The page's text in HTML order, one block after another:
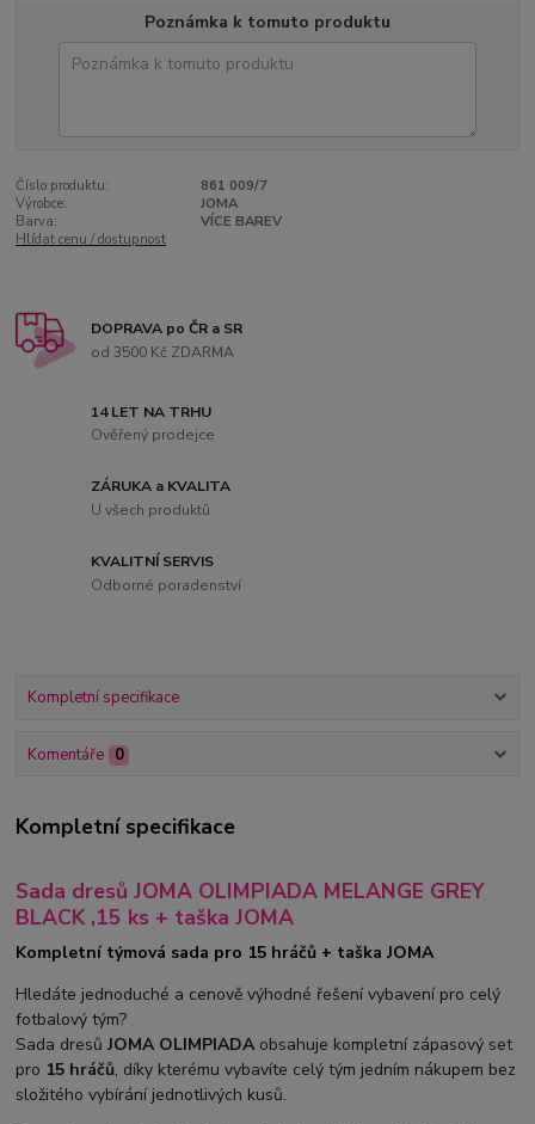
Poznámka k tomuto produktu
Číslo produktu:
861 009/7
Výrobce:
JOMA
Barva:
VÍCE BAREV
Hlídat cenu / dostupnost
DOPRAVA po ČR a SR
od 3500 Kč ZDARMA
14 LET NA TRHU
Ověřený prodejce
ZÁRUKA a KVALITA
U všech produktů
KVALITNÍ SERVIS
Odborné poradenství
Kompletní specifikace
Komentáře 0
Kompletní specifikace
Sada dresů JOMA OLIMPIADA MELANGE GREY
BLACK ,15 ks + taška JOMA
Kompletní týmová sada pro 15 hráčů + taška JOMA
Hledáte jednoduché a cenově výhodné řešení vybavení pro celý
fotbalový tým?
Sada dresůJOMA OLIMPIADA obsahuje kompletní zápasový set
pro 15 hráčů, díky kterému vybavíte celý tým jedním nákupem bez
složitého vybírání jednotlivých kusů.